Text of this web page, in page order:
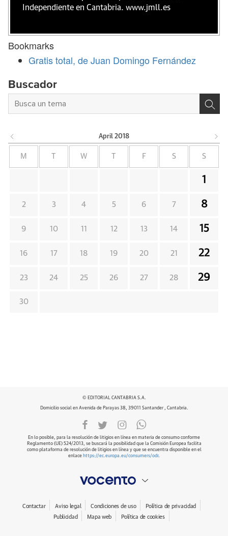
Independiente en Cantabria. www.jmll.es
Bookmarks
Gratis total, de Juan Domingo Fernández
Buscador
April 2018
M W F S S
1
2 3 4 5 6 7 8
9 10 11 12 13 14 15
16 17 18 19 20 21 22
23 24 25 26 27 28 29
30
© EDITORIAL CANTABRIA S.A.
Domicilio social en Avenida de Parayas 38, 39011 Santander , Cantabria.
En lo posible, para la resolución de litigios en línea en materia de consumo conforme
Reglamento (UE) 524/2013, se buscará la posibilidad que la Comisión Europea facilita
como plataforma de resolución de litigios en línea y que se encuentra disponible en el
enlace https://ec.europa.eu/consumers/odr.
Contactar Aviso legal Condiciones de uso
Política de privacidad
Publicidad
Mapa web Política de cookies